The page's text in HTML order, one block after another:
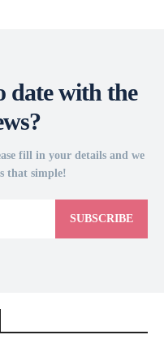
date with the
fill in your details and we
that simple!
SUBSCRIBE